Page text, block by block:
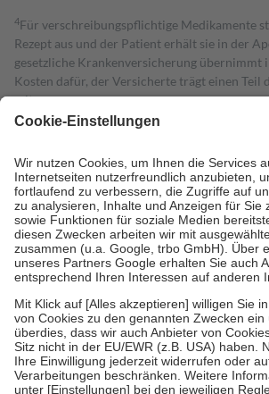
4Für verschreibungspflichtige Medikamente
Rezept aus und der Patient erhält sie in der
gesetzliche Krankenversicherung übernimmt
Kosten dafür, der Versicherte trägt einen Teil
mit.
Grundsätzlich leisten Mitglieder Zuzahlungen
höchstens zehn Euro.
Es sind jedoch nie mehr
Kosten der Leistung zu entrichten.
Diese Regeln gelten grundsätzlich auch für
Bei Heilmitteln und häuslicher Krankenpflege
Zuzahlung zehn Prozent der Kosten sowie
Verordnung.
Um das Engagement der Versicherten für ihre
stärken und die besondere Stellung der
fallenkeine Zuzahlungenan bei:
• Kindern und Jugendlichen bis zum
mit Ausnahme der Fahrkosten
• Untersuchungen zur Vorsorge und
GKV getragen werden